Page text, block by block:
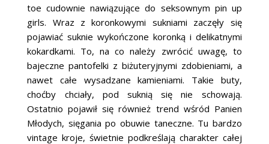
toe cudownie nawiązujące do seksownym pin up
girls. Wraz z koronkowymi sukniami zaczęły się
pojawiać suknie wykończone koronką i delikatnymi
kokardkami. To, na co należy zwrócić uwagę, to
bajeczne pantofelki z biżuteryjnymi zdobieniami, a
nawet całe wysadzane kamieniami. Takie buty,
choćby chciały, pod suknią się nie schowają.
Ostatnio pojawił się również trend wśród Panien
Młodych, sięgania po obuwie taneczne. Tu bardzo
vintage kroje, świetnie podkreślają charakter całej